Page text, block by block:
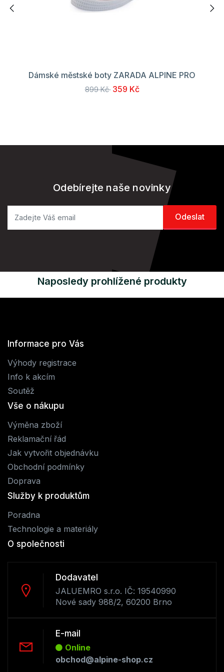
Dámské městské boty ZARADA ALPINE PRO
899 Kč 359 Kč
Odebírejte naše novinky
Naposledy prohlížené produkty
Informace pro Vás
Výhody registrace
Info k akcím
Soutěž
Vše o nákupu
Výměna zboží
Reklamační řád
Jak vytvořit objednávku
Obchodní podmínky
Doprava
Služby k produktům
Poradna
Technologie a materiály
O společnosti
Dodavatel
JALUEMRO s.r.o. IČ: 19540990
Nové sady 988/2, 60200 Brno
E-mail
Online
obchod@alpine-shop.cz